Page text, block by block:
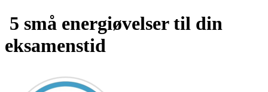
5 små energiøvelser til din
eksamenstid